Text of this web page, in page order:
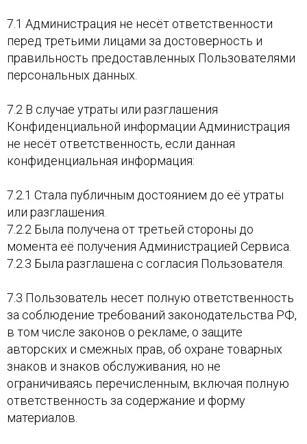
7.1 Администрация не несёт ответственности
перед третьими лицами за достоверность и
правильность предоставленных Пользователями
персональных данных.
7.2 В случае утраты или разглашения
Конфиденциальной информации Администрация
не несёт ответственность, если данная
конфиденциальная информация:
7.2.1 Стала публичным достоянием до её утраты
или разглашения.
7.2.2 Была получена от третьей стороны до
момента её получения Администрацией Сервиса.
7.2.3 Была разглашена с согласия Пользователя.
7.3 Пользователь несет полную ответственность
за соблюдение требований законодательства РФ,
в том числе законов о рекламе, о защите
авторских и смежных прав, об охране товарных
знаков и знаков обслуживания, но не
ограничиваясь перечисленным, включая полную
ответственность за содержание и форму
материалов.